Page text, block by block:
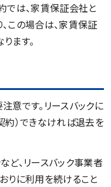
では、家賃保証会社と
この場合は、家賃保証
ます。
意です。リースバックに
約）できなければ退去を
ど、リースバック事業者
りに利用を続けること